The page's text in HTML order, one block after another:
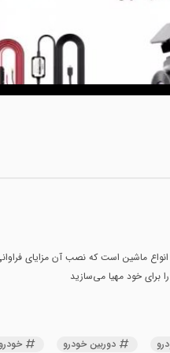
انواع ماشین است که نصب آن مزایای
برای خود مهیا می‌سازید
دوربین خودرو خودرو